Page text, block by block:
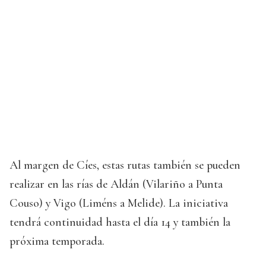
Al margen de Cíes, estas rutas también se pueden
realizar en las rías de Aldán (Vilariño a Punta
Couso) y Vigo (Liméns a Melide). La iniciativa
tendrá continuidad hasta el día 14 y también la
próxima temporada.